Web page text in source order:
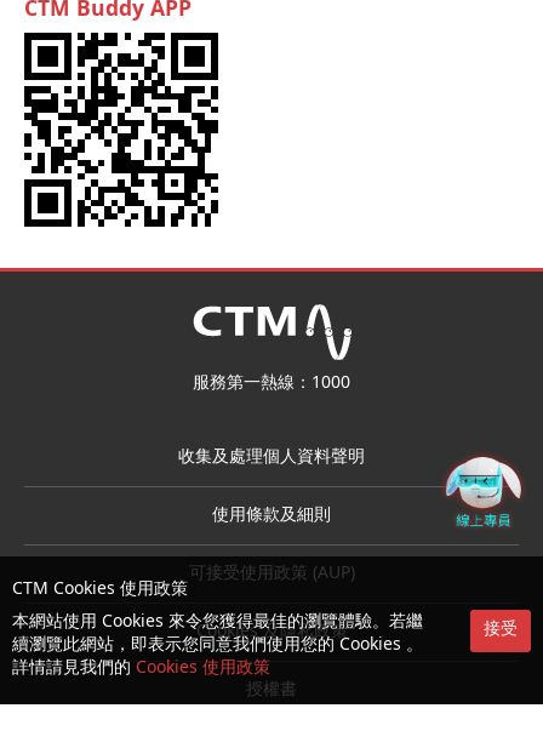
CTM Buddy APP
服務第一熱線：1000
收集及處理個人資料聲明
使用條款及細則
可接受使用政策 (AUP)
Cookies 及隱私政策
授權書
CTM Cookies 使用政策
本網站使用 Cookies 來令您獲得最佳的瀏覽體驗。若繼
續瀏覽此網站，即表示您同意我們使用您的 Cookies 。
詳情請見我們的 Cookies 使用政策
接受